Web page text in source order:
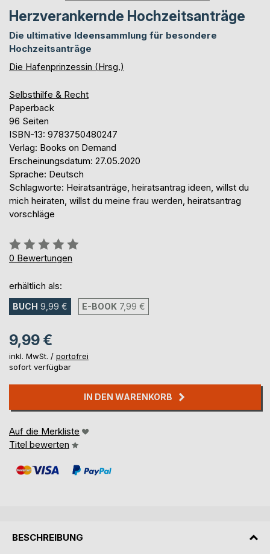
Herzverankernde Hochzeitsanträge
Die ultimative Ideensammlung für besondere
Hochzeitsanträge
Die Hafenprinzessin (Hrsg.)
Selbsthilfe & Recht
Paperback
96 Seiten
ISBN-13: 9783750480247
Verlag: Books on Demand
Erscheinungsdatum: 27.05.2020
Sprache: Deutsch
Schlagworte: Heiratsanträge, heiratsantrag ideen, willst du
mich heiraten, willst du meine frau werden, heiratsantrag
vorschläge
Bewertung::
0%
0 Bewertungen
erhältlich als:
BUCH 9,99 € E-BOOK 7,99 €
9,99 €
inkl. MwSt. / portofrei
sofort verfügbar
IN DEN WARENKORB
Auf die Merkliste
Titel bewerten
BESCHREIBUNG